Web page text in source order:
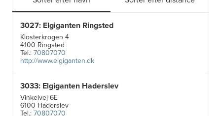
3027: Elgiganten Ringsted
Klosterkrogen 4
4100 Ringsted
Tel.:70807070
http://www.elgiganten.dk
3033: Elgiganten Haderslev
Vinkelvej 6E
6100 Haderslev
Tel.:70807070